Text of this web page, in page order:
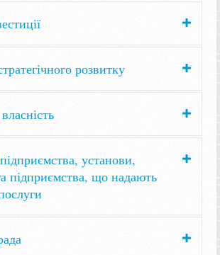
розвитку
установи,
підприємства, що надають